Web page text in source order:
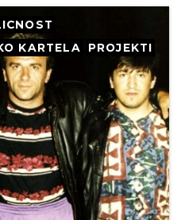
KARTELA
PROJEKTI